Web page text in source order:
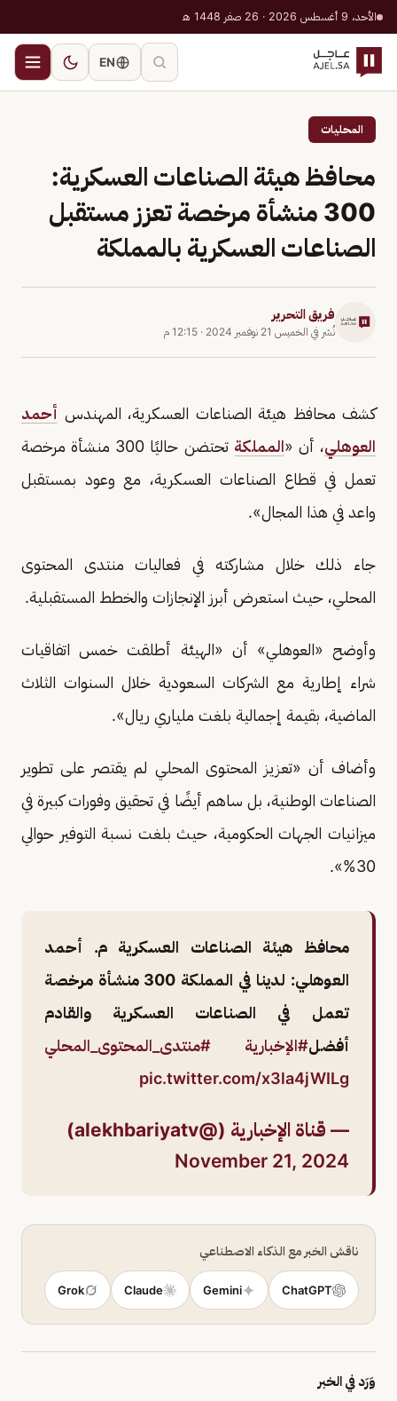
الأحد، 9 أغسطس 2026 · 26 صفر 1448 هـ
EN
المحليات
محافظ هيئة الصناعات العسكرية:
300 منشأة مرخصة تعزز مستقبل
الصناعات العسكرية بالمملكة
فريق التحرير
نُشر في الخميس 21 نوفمبر 2024 · 12:15 م
كشف محافظ هيئة الصناعات العسكرية، المهندس أحمد
العوهلي، أن «المملكة
تحتضن حاليًا 300 منشأة مرخصة
تعمل في قطاع الصناعات العسكرية، مع وعود بمستقبل
واعد في هذا المجال».
جاء ذلك خلال مشاركته في فعاليات منتدى المحتوى
المحلي، حيث استعرض أبرز الإنجازات والخطط المستقبلية.
وأوضح «العوهلي» أن «الهيئة أطلقت خمس اتفاقيات
شراء إطارية مع الشركات السعودية خلال السنوات الثلاث
الماضية، بقيمة إجمالية بلغت ملياري ريال».
وأضاف أن «تعزيز المحتوى المحلي لم يقتصر على تطوير
الصناعات الوطنية، بل ساهم أيضًا في تحقيق وفورات كبيرة في
ميزانيات الجهات الحكومية، حيث بلغت نسبة التوفير حوالي
30%».
محافظ هيئة الصناعات العسكرية م. أحمد
العوهلي: لدينا في المملكة 300 منشأة مرخصة
تعمل في الصناعات العسكرية والقادم
أفضل#الإخبارية
#منتدى_المحتوى_المحلي
pic.twitter.com/x3la4jWILg
— قناة الإخبارية (@alekhbariyatv)
November 21, 2024
ناقش الخبر مع الذكاء الاصطناعي
ChatGPT
Gemini
Claude
Grok
وَرَد في الخبر